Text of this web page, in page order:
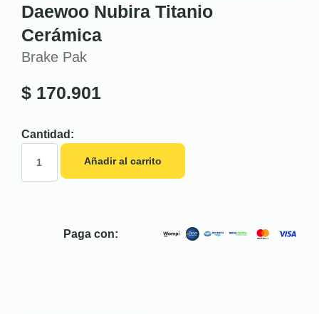
Daewoo Nubira Titanio
Cerámica
Brake Pak
$ 170.901
Cantidad:
Añadir al carrito
Paga con: